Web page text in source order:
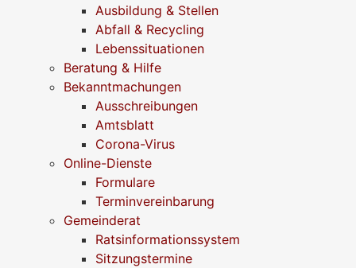
Ausbildung & Stellen
Abfall & Recycling
Lebenssituationen
Beratung & Hilfe
Bekanntmachungen
Ausschreibungen
Amtsblatt
Corona-Virus
Online-Dienste
Formulare
Terminvereinbarung
Gemeinderat
Ratsinformationssystem
Sitzungstermine